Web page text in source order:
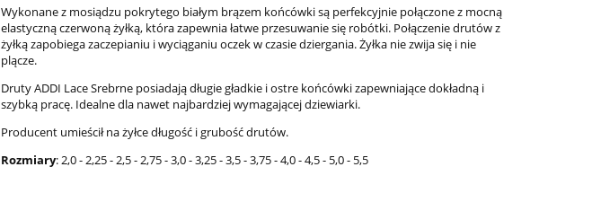
Wykonane z mosiądzu pokrytego białym brązem końcówki są perfekcyjnie połączone z mocną
elastyczną czerwoną żyłką, która zapewnia łatwe przesuwanie się robótki. Połączenie drutów z
żyłką zapobiega zaczepianiu i wyciąganiu oczek w czasie dziergania. Żyłka nie zwija się i nie
plącze.
Druty ADDI Lace Srebrne posiadają długie gładkie i ostre końcówki zapewniające dokładną i
szybką pracę. Idealne dla nawet najbardziej wymagającej dziewiarki.
Producent umieścił na żyłce długość i grubość drutów.
Rozmiary: 2,0 - 2,25 - 2,5 - 2,75 - 3,0 - 3,25 - 3,5 - 3,75 - 4,0 - 4,5 - 5,0 - 5,5